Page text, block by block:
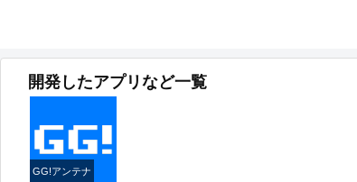
開発したアプリなど一覧
GG!アンテナ